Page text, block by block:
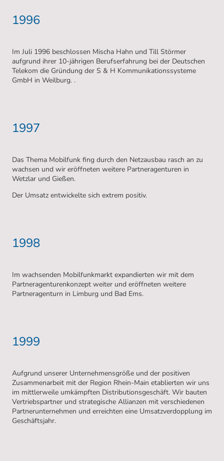
1996
Im Juli 1996 beschlossen Mischa Hahn und Till Störmer
aufgrund ihrer 10-jährigen Berufserfahrung bei der Deutschen
Telekom die Gründung der S & H Kommunikationssysteme
GmbH in Weilburg. .
1997
Das Thema Mobilfunk fing durch den Netzausbau rasch an zu
wachsen und wir eröffneten weitere Partneragenturen in
Wetzlar und Gießen.
Der Umsatz entwickelte sich extrem positiv.
1998
Im wachsenden Mobilfunkmarkt expandierten wir mit dem
Partneragenturenkonzept weiter und eröffneten weitere
Partneragenturn in Limburg und Bad Ems.
1999
Aufgrund unserer Unternehmensgröße und der positiven
Zusammenarbeit mit der Region Rhein-Main etablierten wir uns
im mittlerweile umkämpften Distributionsgeschäft. Wir bauten
Vertriebspartner und strategische Allianzen mit verschiedenen
Partnerunternehmen und erreichten eine Umsatzverdopplung im
Geschäftsjahr.